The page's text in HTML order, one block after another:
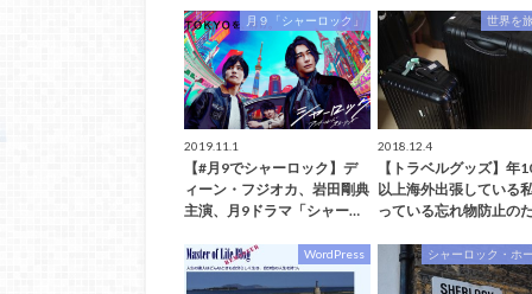
月９「シャーロック」
2019.11.1
【#月9でシャーロック】デ
ィーン・フジオカ、岩田剛典
主演、月9ドラマ「シャー…
世界を
2018.12.4
【トラベルグッズ】年
以上海外出張している
っている忘れ物防止の
WordPress シャーロック・ホ